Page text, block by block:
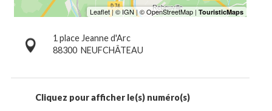
1 place Jeanne d'Arc
88300 NEUFCHÂTEAU
Cliquez pour afficher le(s) numéro(s)